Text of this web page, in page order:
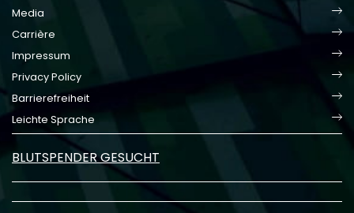
Media
Carrière
Impressum
Privacy Policy
Barrierefreiheit
Leichte Sprache
BLUTSPENDER GESUCHT